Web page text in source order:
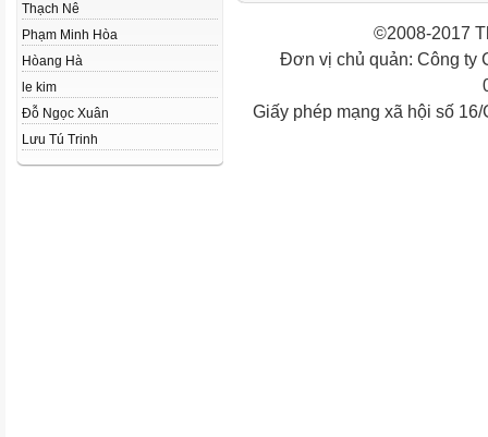
Thạch Nê
Phạm Minh Hòa
Hòang Hà
le kim
Đỗ Ngọc Xuân
Lưu Tú Trinh
©2008-2017
Đơn vị chủ quản: Công ty
Giấy phép mạng xã hội số